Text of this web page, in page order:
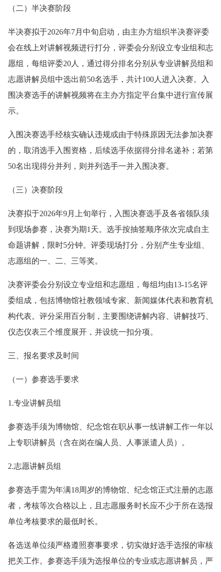
（二）半决赛阶段
半决赛拟于2026年7月中旬启动，由主办方组织半决赛评委
会在线上对讲解视频进行打分，评委会分别设立专业组和志
愿组，每组评委20人，通过得分排名分别从专业讲解员组和
志愿讲解员组中选出前50名选手，共计100人进入决赛。入
围决赛选手的讲解视频将在主办方指定平台集中进行宣传展
示。
入围决赛选手经核实确认违规或由于特殊原因无法参加决赛
的，取消选手入围资格，后续选手依据得分排名递补；若第
50名出现得分并列，则并列选手一并入围决赛。
（三）决赛阶段
决赛拟于2026年9月上旬举行，入围决赛选手及各省领队须
到现场参赛，决赛为期1天。选手按抽签顺序依次完成自主
命题讲解，限时5分钟。评委现场打分，分别产生专业组、
志愿组的一、二、三等奖。
决赛评委会分别设立专业组和志愿组，每组均由13-15名评
委组成，包括博物馆社教领域专家、新闻媒体代表和教育机
构代表。评分采用百分制，主要围绕讲解内容、讲解技巧、
仪态仪表三个维度展开，并设统一扣分项。
三、报名要求及时间
（一）参赛选手要求
1.专业讲解员组
参赛选手须为博物馆、纪念馆在职从事一线讲解工作一年以
上专职讲解员（含在岗在编人员、人事派遣人员）。
2.志愿讲解员组
参赛选手需为年满18周岁的博物馆、纪念馆正式注册的志愿
者，考核等次合格以上，且志愿服务时长应不少于所在选报
单位考核要求的最低时长。
各选送单位须严格遵照赛事要求，切实做好选手选报的审核
把关工作。参赛选手须为选报单位的专业或志愿讲解员，严